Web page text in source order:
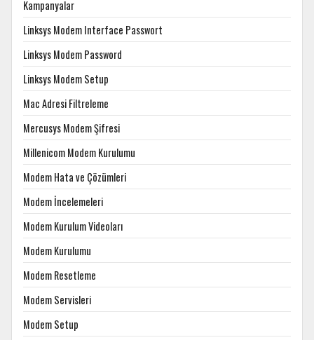
Kampanyalar
Linksys Modem Interface Passwort
Linksys Modem Password
Linksys Modem Setup
Mac Adresi Filtreleme
Mercusys Modem Şifresi
Millenicom Modem Kurulumu
Modem Hata ve Çözümleri
Modem İncelemeleri
Modem Kurulum Videoları
Modem Kurulumu
Modem Resetleme
Modem Servisleri
Modem Setup